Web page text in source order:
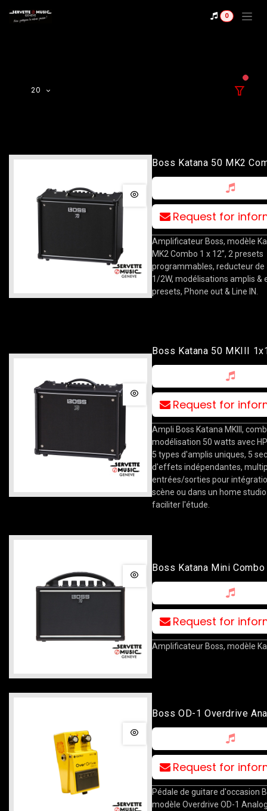
0
20
Boss Katana 50 MK2
Request for
Amplificateur Boss, modèle
MK2 Combo 1 x 12’’, 2 presets
programmables, reducteur de
1/2W, modélisations amplis &
presets, Phone out & Line IN.
Boss Katana 50 MKIII
Combo
Request for
Ampli Boss Katana MKIII,
modélisation 50 watts avec
5 types d'amplis uniques, 5
d'effets indépendantes,
entrées/sorties pour
scène ou dans un home
faciliter l'étude.
Boss Katana Mini Combo
Request for
Amplificateur Boss, modèle
Boss OD-1 Overdrive
Request for
Pédale de guitare d'occasion
modèle Overdrive OD-1